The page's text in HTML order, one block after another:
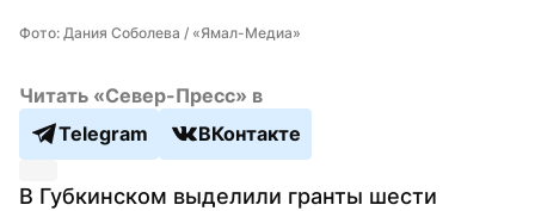
Фото: Дания Соболева / «Ямал-Медиа»
Читать «Север-Пресс» в
Telegram
ВКонтакте
В Губкинском выделили гранты шести